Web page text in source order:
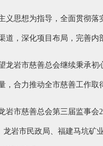
思想为指导，全面贯彻
，深化项目布局，完善内
岩市慈善总会继续秉承
合力推动全市慈善工作取
市慈善总会第三届监事
岩市民政局、福建马坑